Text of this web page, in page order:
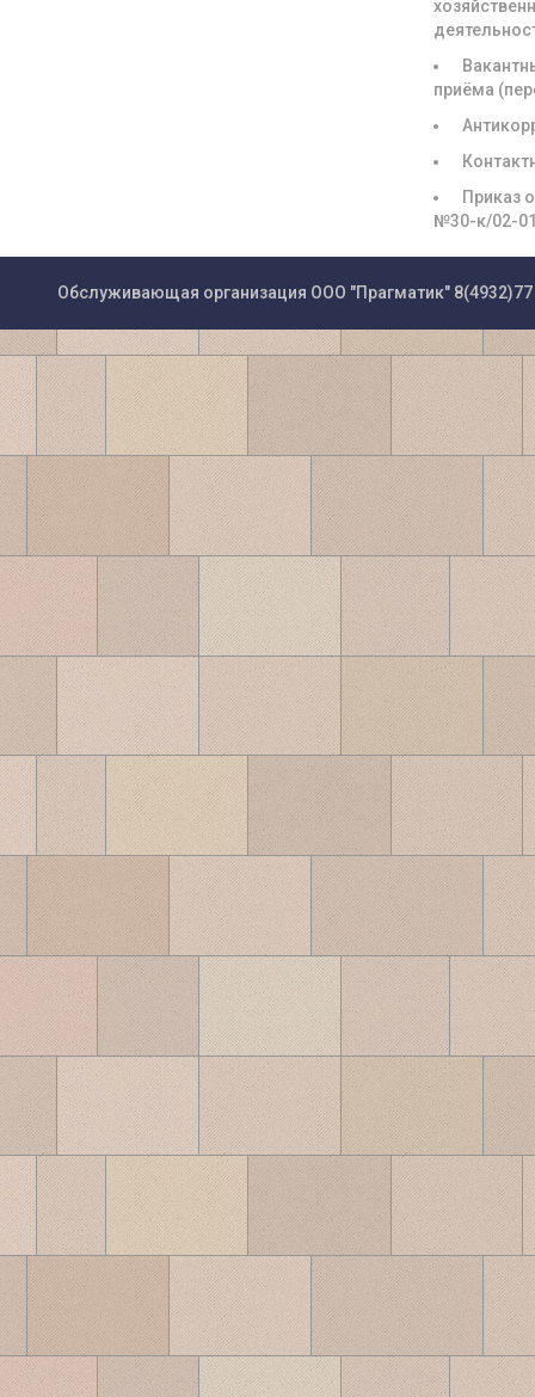
приёма
Приказ
№30-к/02-
Обслуживающая организация ООО "Прагматик"8(4932)77